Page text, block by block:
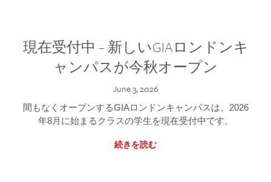
現在受付中 – 新しいGIAロンドンキ
ャンパスが今秋オープン
June 3, 2026
間もなくオープンするGIAロンドンキャンパスは、2026
年8月に始まるクラスの学生を現在受付中です。
続きを読む